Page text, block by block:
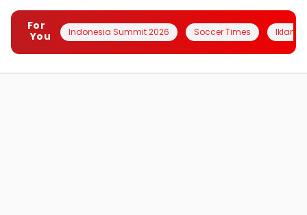
For
You
Indonesia Summit 2026 Soccer Times Iklanin